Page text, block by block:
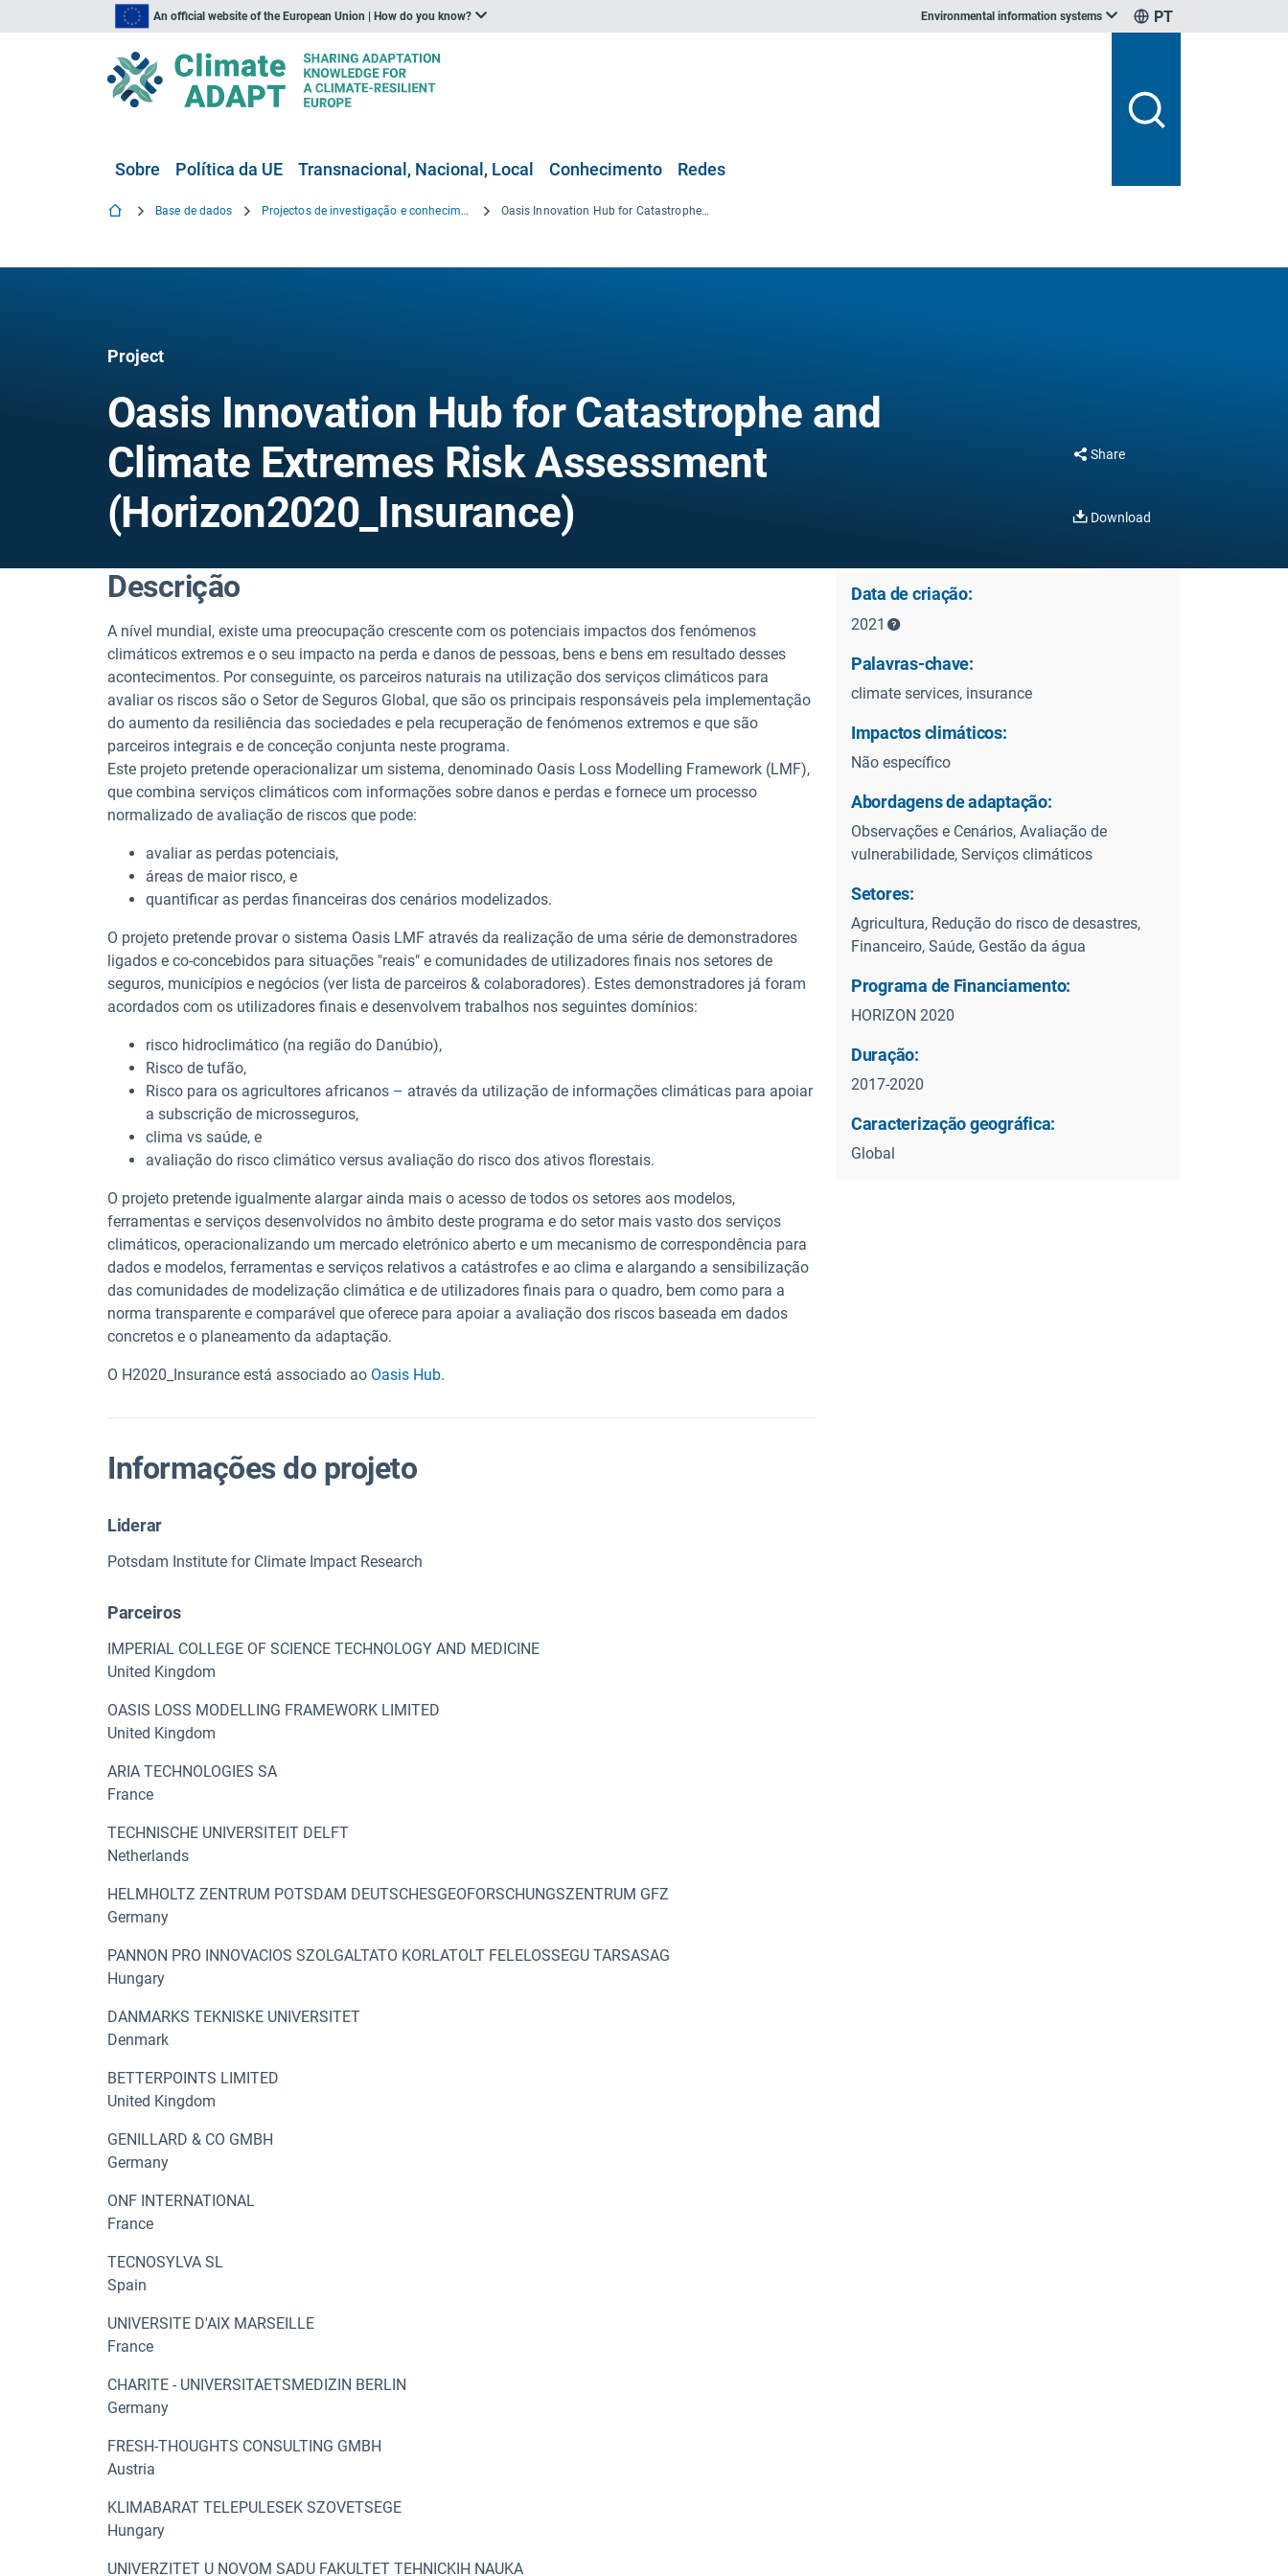
An official website of the European Union | How do you know? Environmental information systems PT
Sobre Política da UE Transnacional, Nacional, Local Conhecimento Redes
Base de dados Projectos de investigação e conhecimento Oasis Innovation Hub for Catastrophe and Climate Extremes Risk Assessment
Project
Oasis Innovation Hub for Catastrophe and
Climate Extremes Risk Assessment
(Horizon2020_Insurance)
Share
Download
Descrição
A nível mundial, existe uma preocupação crescente com os potenciais impactos dos fenómenos
climáticos extremos e o seu impacto na perda e danos de pessoas, bens e bens em resultado desses
acontecimentos. Por conseguinte, os parceiros naturais na utilização dos serviços climáticos para
avaliar os riscos são o Setor de Seguros Global, que são os principais responsáveis pela implementação
do aumento da resiliência das sociedades e pela recuperação de fenómenos extremos e que são
parceiros integrais e de conceção conjunta neste programa.
Este projeto pretende operacionalizar um sistema, denominado Oasis Loss Modelling Framework (LMF),
que combina serviços climáticos com informações sobre danos e perdas e fornece um processo
normalizado de avaliação de riscos que pode:
avaliar as perdas potenciais,
áreas de maior risco, e
quantificar as perdas financeiras dos cenários modelizados.
O projeto pretende provar o sistema Oasis LMF através da realização de uma série de demonstradores
ligados e co-concebidos para situações "reais" e comunidades de utilizadores finais nos setores de
seguros, municípios e negócios (ver lista de parceiros & colaboradores). Estes demonstradores já foram
acordados com os utilizadores finais e desenvolvem trabalhos nos seguintes domínios:
risco hidroclimático (na região do Danúbio),
Risco de tufão,
Risco para os agricultores africanos – através da utilização de informações climáticas para apoiar
a subscrição de microsseguros,
clima vs saúde, e
avaliação do risco climático versus avaliação do risco dos ativos florestais.
O projeto pretende igualmente alargar ainda mais o acesso de todos os setores aos modelos,
ferramentas e serviços desenvolvidos no âmbito deste programa e do setor mais vasto dos serviços
climáticos, operacionalizando um mercado eletrónico aberto e um mecanismo de correspondência para
dados e modelos, ferramentas e serviços relativos a catástrofes e ao clima e alargando a sensibilização
das comunidades de modelização climática e de utilizadores finais para o quadro, bem como para a
norma transparente e comparável que oferece para apoiar a avaliação dos riscos baseada em dados
concretos e o planeamento da adaptação.
O H2020_Insurance está associado ao Oasis Hub.
Informações do projeto
Liderar
Potsdam Institute for Climate Impact Research
Parceiros
IMPERIAL COLLEGE OF SCIENCE TECHNOLOGY AND MEDICINE
United Kingdom
OASIS LOSS MODELLING FRAMEWORK LIMITED
United Kingdom
ARIA TECHNOLOGIES SA
France
TECHNISCHE UNIVERSITEIT DELFT
Netherlands
HELMHOLTZ ZENTRUM POTSDAM DEUTSCHESGEOFORSCHUNGSZENTRUM GFZ
Germany
PANNON PRO INNOVACIOS SZOLGALTATO KORLATOLT FELELOSSEGU TARSASAG
Hungary
DANMARKS TEKNISKE UNIVERSITET
Denmark
BETTERPOINTS LIMITED
United Kingdom
GENILLARD & CO GMBH
Germany
ONF INTERNATIONAL
France
TECNOSYLVA SL
Spain
UNIVERSITE D'AIX MARSEILLE
France
CHARITE - UNIVERSITAETSMEDIZIN BERLIN
Germany
FRESH-THOUGHTS CONSULTING GMBH
Austria
KLIMABARAT TELEPULESEK SZOVETSEGE
Hungary
UNIVERZITET U NOVOM SADU FAKULTET TEHNICKIH NAUKA
Data de criação:
2021
Palavras-chave:
climate services, insurance
Impactos climáticos:
Não específico
Abordagens de adaptação:
Observações e Cenários, Avaliação de
vulnerabilidade, Serviços climáticos
Setores:
Agricultura, Redução do risco de desastres,
Financeiro, Saúde, Gestão da água
Programa de Financiamento:
HORIZON 2020
Duração:
2017-2020
Caracterização geográfica:
Global